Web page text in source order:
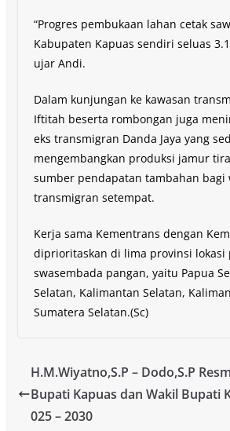
“Progres pembukaan lahan cetak
Kabupaten Kapuas sendiri seluas
ujar Andi.
Dalam kunjungan ke kawasan
Iftitah beserta rombongan juga
eks transmigran Danda Jaya yang
mengembangkan produksi jamur
sumber pendapatan tambahan bagi
transmigran setempat.
Kerja sama Kementrans dengan
diprioritaskan di lima provinsi lokasi
swasembada pangan, yaitu Papua
Selatan, Kalimantan Selatan,
Sumatera Selatan.(Sc)
H.M.Wiyatno,S.P – Dodo,S.P
Bupati Kapuas dan Wakil Bupati
025 – 2030